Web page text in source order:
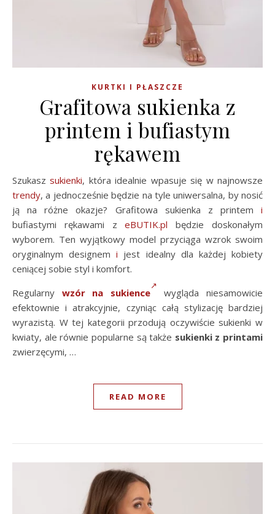
KURTKI I PŁASZCZE
Grafitowa sukienka z
printem i bufiastym
rękawem
Szukaszsukienki, która idealnie wpasuje się w najnowsze
trendy, a jednocześnie będzie na tyle uniwersalna, by nosić
ją na różne okazje? Grafitowa sukienka z printem i
bufiastymi rękawami zeBUTIK.pl będzie doskonałym
wyborem. Ten wyjątkowy model przyciąga wzrok swoim
oryginalnym designemi jest idealny dla każdej kobiety
ceniącej sobie styl i komfort.
Regularny wzór na sukience
wygląda niesamowicie
efektownie i atrakcyjnie, czyniąc całą stylizację bardziej
wyrazistą. W tej kategorii przodują oczywiście sukienki w
kwiaty, ale równie popularne są także sukienki z printami
zwierzęcymi, …
READ MORE